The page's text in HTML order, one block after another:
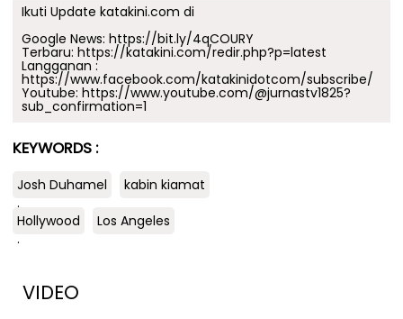
Ikuti Update katakini.com di
Google News: https://bit.ly/4qCOURY
Terbaru: https://katakini.com/redir.php?p=latest
Langganan :
https://www.facebook.com/katakinidotcom/subscribe/
Youtube: https://www.youtube.com/@jurnastv1825?
sub_confirmation=1
KEYWORDS :
Josh Duhamel
kabin kiamat
.
Hollywood
Los Angeles
.
VIDEO